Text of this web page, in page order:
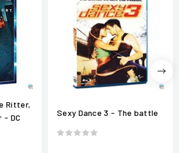
Ritter,
- DC
Sexy Dance 3 - The battle